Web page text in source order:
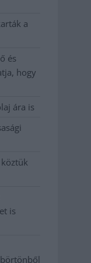
a
és
hogy
ára is
is